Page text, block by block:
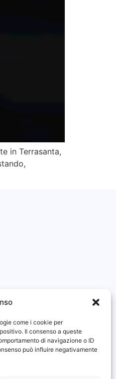
come i cookie per
Il consenso a queste
di navigazione o ID
può influire negativamente
in Terrasanta,